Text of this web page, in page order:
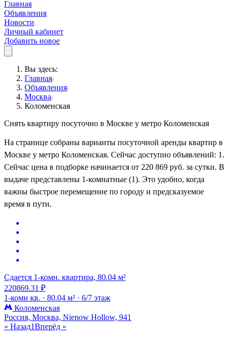
Главная
Объявления
Новости
Личный кабинет
Добавить новое
Вы здесь:
Главная
Объявления
Москва
Коломенская
Снять квартиру посуточно в Москве у метро Коломенская
На странице собраны варианты посуточной аренды квартир в
Москве у метро Коломенская. Сейчас доступно объявлений: 1.
Сейчас цена в подборке начинается от 220 869 руб. за сутки. В
выдаче представлены 1-комнатные (1). Это удобно, когда
важны быстрое перемещение по городу и предсказуемое
время в пути.
Сдается 1-комн. квартира, 80.04 м²
220869.31 ₽
1-комн кв. · 80.04 м² · 6/7 этаж
Коломенская
Россия, Москва, Nienow Hollow, 941
« Назад1Вперёд »